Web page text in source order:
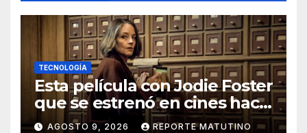
TECNOLOGÍA
Esta película con Jodie Foster
que se estrenó en cines hace
poco ya está en Movistar+
AGOSTO 9, 2026 REPORTE MATUTINO